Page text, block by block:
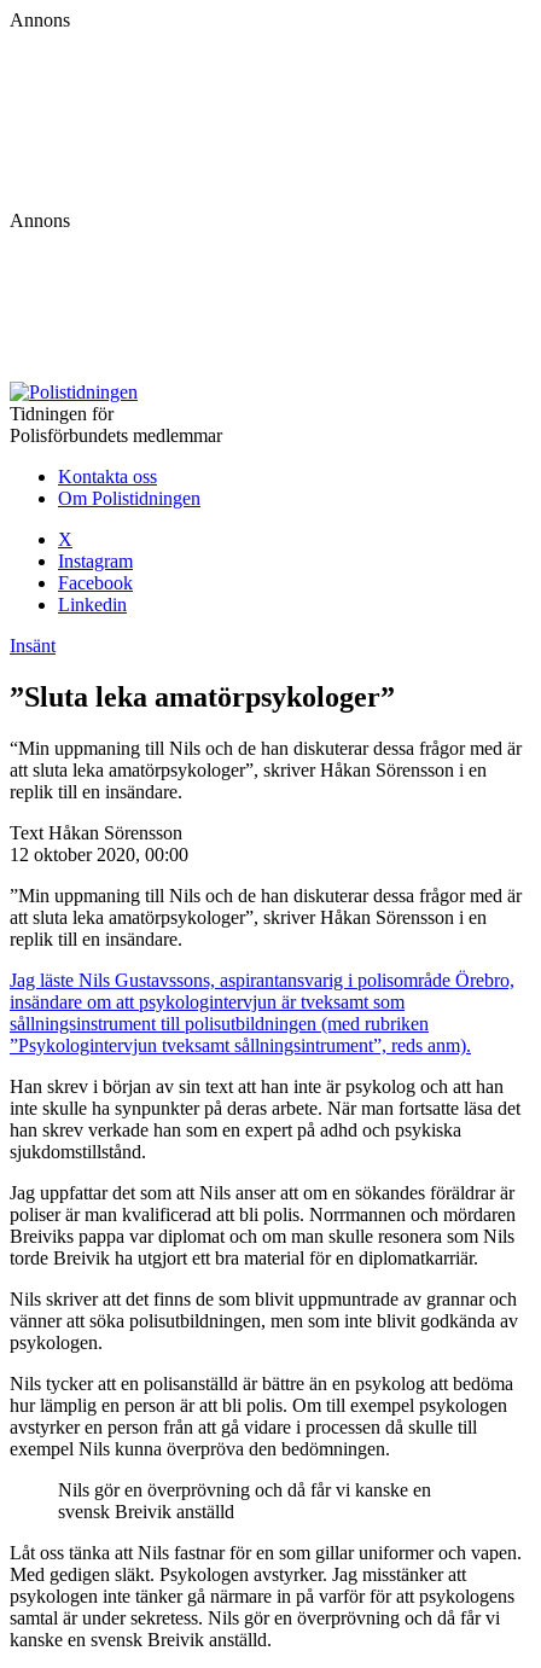
Annons
Annons
Tidningen för
Polisförbundets medlemmar
Kontakta oss
Om Polistidningen
X
Instagram
Facebook
Linkedin
Insänt
”Sluta leka amatörpsykologer”
“Min uppmaning till Nils och de han diskuterar dessa frågor med är
att sluta leka amatörpsykologer”, skriver Håkan Sörensson i en
replik till en insändare.
Text Håkan Sörensson
12 oktober 2020, 00:00
”Min uppmaning till Nils och de han diskuterar dessa frågor med är
att sluta leka amatörpsykologer”, skriver Håkan Sörensson i en
replik till en insändare.
Jag läste Nils Gustavssons, aspirantansvarig i polisområde Örebro,
insändare om att psykologintervjun är tveksamt som
sållningsinstrument till polisutbildningen (med rubriken
”Psykologintervjun tveksamt sållningsintrument”, reds anm).
Han skrev i början av sin text att han inte är psykolog och att han
inte skulle ha synpunkter på deras arbete. När man fortsatte läsa det
han skrev verkade han som en expert på adhd och psykiska
sjukdomstillstånd.
Jag uppfattar det som att Nils anser att om en sökandes föräldrar är
poliser är man kvalificerad att bli polis. Norrmannen och mördaren
Breiviks pappa var diplomat och om man skulle resonera som Nils
torde Breivik ha utgjort ett bra material för en diplomatkarriär.
Nils skriver att det finns de som blivit uppmuntrade av grannar och
vänner att söka polisutbildningen, men som inte blivit godkända av
psykologen.
Nils tycker att en polisanställd är bättre än en psykolog att bedöma
hur lämplig en person är att bli polis. Om till exempel psykologen
avstyrker en person från att gå vidare i processen då skulle till
exempel Nils kunna överpröva den bedömningen.
Nils gör en överprövning och då får vi kanske en
svensk Breivik anställd
Låt oss tänka att Nils fastnar för en som gillar uniformer och vapen.
Med gedigen släkt. Psykologen avstyrker. Jag misstänker att
psykologen inte tänker gå närmare in på varför för att psykologens
samtal är under sekretess. Nils gör en överprövning och då får vi
kanske en svensk Breivik anställd.